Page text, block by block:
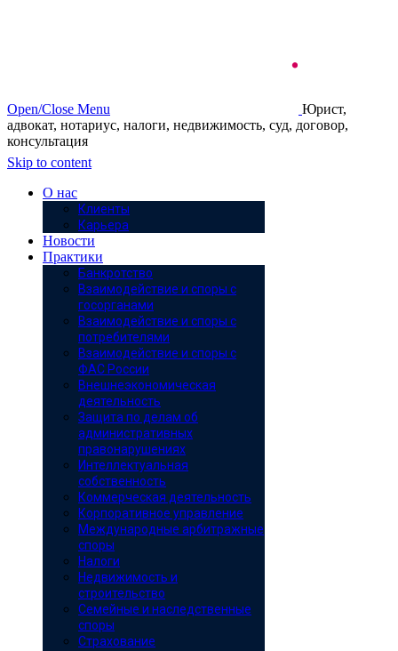
Open/Close Menu
Юрист,
адвокат, нотариус, налоги, недвижимость, суд, договор,
консультация
Skip to content
О нас
Клиенты
Карьера
Новости
Практики
Банкротство
Взаимодействие и споры с
госорганами
Взаимодействие и споры с
потребителями
Взаимодействие и споры с
ФАС России
Внешнеэкономическая
деятельность
Защита по делам об
административных
правонарушениях
Интеллектуальная
собственность
Коммерческая деятельность
Корпоративное управление
Международные арбитражные
споры
Налоги
Недвижимость и
строительство
Семейные и наследственные
споры
Страхование